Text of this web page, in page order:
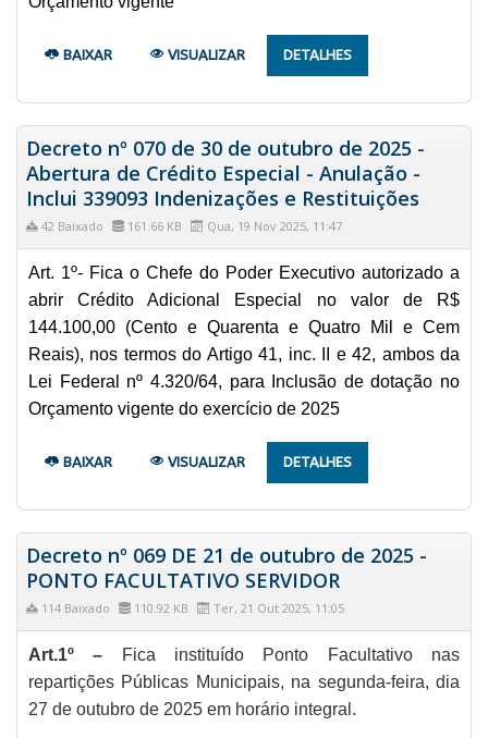
BAIXAR VISUALIZAR DETALHES
Decreto nº 070 de 30 de outubro de 2025 -
Abertura de Crédito Especial - Anulação -
Inclui 339093 Indenizações e Restituições
42 Baixado 161.66 KB Qua, 19 Nov 2025, 11:47
Art. 1º- Fica o Chefe do Poder Executivo autorizado a
abrir Crédito Adicional Especial no valor de R$
144.100,00 (Cento e Quarenta e Quatro Mil e Cem
Reais), nos termos do Artigo 41, inc. II e 42, ambos da
Lei Federal nº 4.320/64, para Inclusão de dotação no
Orçamento vigente do exercício de 2025
BAIXAR VISUALIZAR DETALHES
Decreto nº 069 DE 21 de outubro de 2025 -
PONTO FACULTATIVO SERVIDOR
114 Baixado 110.92 KB Ter, 21 Out 2025, 11:05
Art.1º –
Fica instituído Ponto Facultativo nas
repartições Públicas Municipais, na segunda-feira, dia
27 de outubro de 2025 em horário integral.